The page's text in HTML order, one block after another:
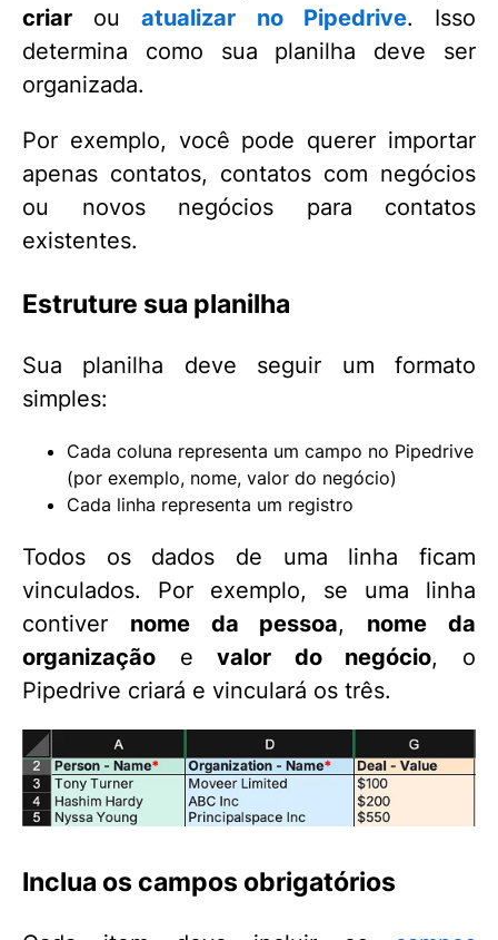
criar ouatualizar no Pipedrive. Isso
determina como sua planilha deve ser
organizada.
Por exemplo, você pode querer importar
apenas contatos, contatos com negócios
ou novos negócios para contatos
existentes.
Estruture sua planilha
Sua planilha deve seguir um formato
simples:
Cada coluna representa um campo no Pipedrive
(por exemplo, nome, valor do negócio)
Cada linha representa um registro
Todos os dados de uma linha ficam
vinculados. Por exemplo, se uma linha
contiver nome da pessoa, nome da
organização evalor do negócio, o
Pipedrive criará e vinculará os três.
Inclua os campos obrigatórios